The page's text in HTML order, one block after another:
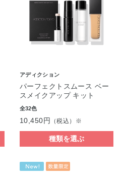
アディクション
パーフェクトスムース ベー
スメイクアップ キット
全32色
10,450円 （税込）※
種類を選ぶ